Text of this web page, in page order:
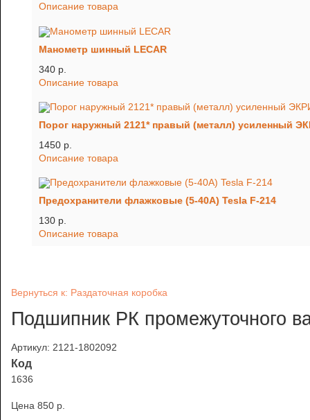
Описание товара
Манометр шинный LECAR
340 p.
Описание товара
Порог наружный 2121* правый (металл) усиленный
1450 p.
Описание товара
Предохранители флажковые (5-40А) Tesla F-214
130 p.
Описание товара
Вернуться к: Раздаточная коробка
Подшипник РК промежуточного
Артикул: 2121-1802092
Код
1636
Цена 850 p.